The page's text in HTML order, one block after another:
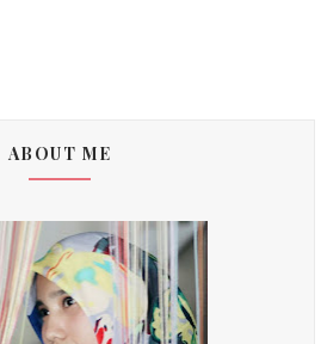
ABOUT ME